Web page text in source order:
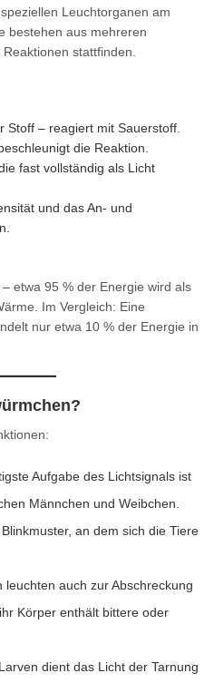
Leuchtorganen am
bestehen aus mehreren
stattfinden.
Stoff – reagiert mit Sauerstoff.
die Reaktion.
fast vollständig als Licht
und das An- und
etwa 95 % der Energie wird als
Im Vergleich: Eine
nur etwa 10 % der Energie in
Aufgabe des Lichtsignals ist
Männchen und Weibchen.
an dem sich die Tiere
leuchten auch zur Abschreckung
Körper enthält bittere oder
dient das Licht der Tarnung